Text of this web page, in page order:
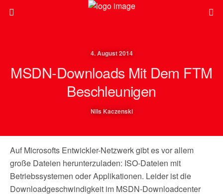
4. August 2014
MSDN-Downloads Mit Dem FTM
Beschleunigen
Nils Kaczenski
Auf Microsofts Entwickler-Netzwerk gibt es vor allem
große Dateien herunterzuladen: ISO-Dateien mit
Betriebssystemen oder Applikationen. Leider ist die
Downloadgeschwindigkeit im MSDN-Downloadcenter